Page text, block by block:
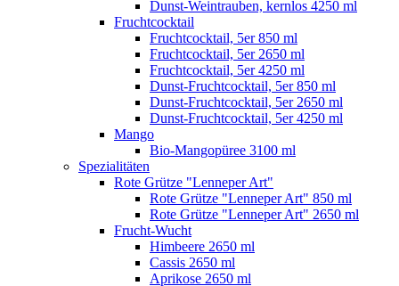
Dunst-Weintrauben, kernlos 4250 ml
Fruchtcocktail
Fruchtcocktail, 5er 850 ml
Fruchtcocktail, 5er 2650 ml
Fruchtcocktail, 5er 4250 ml
Dunst-Fruchtcocktail, 5er 850 ml
Dunst-Fruchtcocktail, 5er 2650 ml
Dunst-Fruchtcocktail, 5er 4250 ml
Mango
Bio-Mangopüree 3100 ml
Spezialitäten
Rote Grütze "Lenneper Art"
Rote Grütze "Lenneper Art" 850 ml
Rote Grütze "Lenneper Art" 2650 ml
Frucht-Wucht
Himbeere 2650 ml
Cassis 2650 ml
Aprikose 2650 ml